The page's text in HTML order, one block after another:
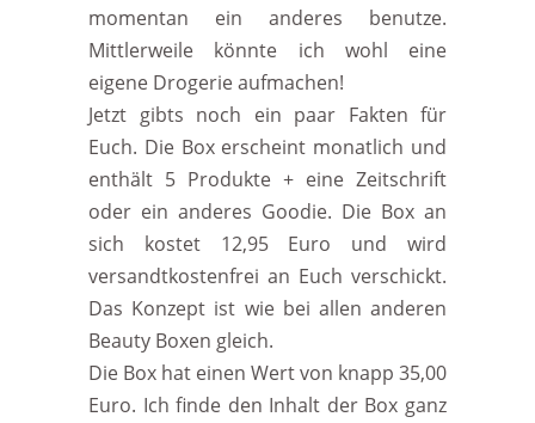
momentan ein anderes benutze.
Mittlerweile könnte ich wohl eine
eigene Drogerie aufmachen!
Jetzt gibts noch ein paar Fakten für
Euch. Die Box erscheint monatlich und
enthält 5 Produkte + eine Zeitschrift
oder ein anderes Goodie. Die Box an
sich kostet 12,95 Euro und wird
versandtkostenfrei an Euch verschickt.
Das Konzept ist wie bei allen anderen
Beauty Boxen gleich.
Die Box hat einen Wert von knapp 35,00
Euro. Ich finde den Inhalt der Box ganz